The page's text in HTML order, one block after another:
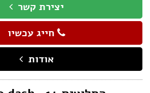
יצירת קשר
חייג עכשיו
אודות
הדגשת קישורים
Aא Aא Aא
הצהרת נגישות